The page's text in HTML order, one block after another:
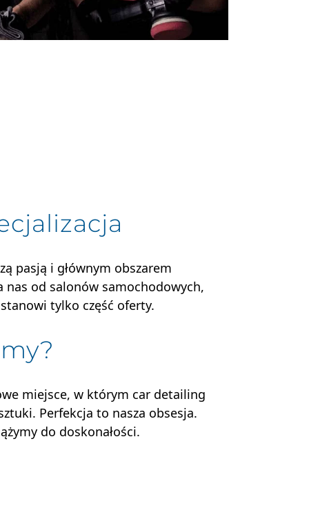
pasją i głównym obszarem
nas od salonów samochodowych,
tylko część oferty.
miejsce, w którym car detailing
Perfekcja to nasza obsesja.
do doskonałości.